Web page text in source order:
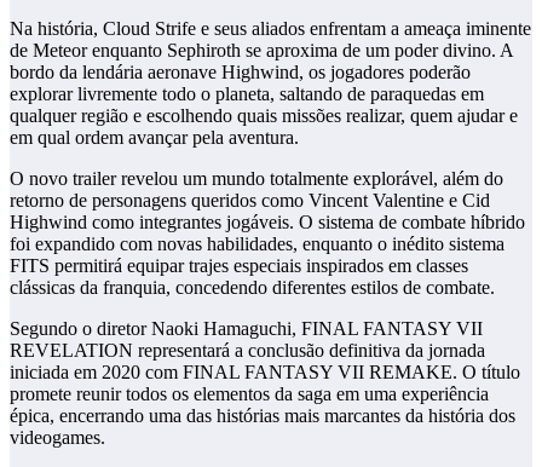
Na história, Cloud Strife e seus aliados enfrentam a ameaça iminente
de Meteor enquanto Sephiroth se aproxima de um poder divino. A
bordo da lendária aeronave Highwind, os jogadores poderão
explorar livremente todo o planeta, saltando de paraquedas em
qualquer região e escolhendo quais missões realizar, quem ajudar e
em qual ordem avançar pela aventura.
O novo trailer revelou um mundo totalmente explorável, além do
retorno de personagens queridos como Vincent Valentine e Cid
Highwind como integrantes jogáveis. O sistema de combate híbrido
foi expandido com novas habilidades, enquanto o inédito sistema
FITS permitirá equipar trajes especiais inspirados em classes
clássicas da franquia, concedendo diferentes estilos de combate.
Segundo o diretor Naoki Hamaguchi, FINAL FANTASY VII
REVELATION representará a conclusão definitiva da jornada
iniciada em 2020 com FINAL FANTASY VII REMAKE. O título
promete reunir todos os elementos da saga em uma experiência
épica, encerrando uma das histórias mais marcantes da história dos
videogames.